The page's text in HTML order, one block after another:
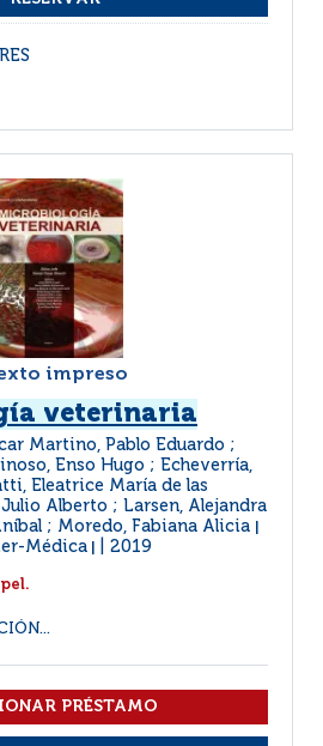
impreso
veterinaria
Martino, Pablo Eduardo ;
Enso Hugo ; Echeverría,
Eleatrice María de las
Alberto ; Larsen, Alejandra
; Moredo, Fabiana Alicia
Médica 2019